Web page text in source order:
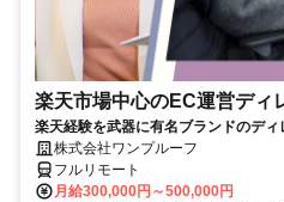
楽天市場中心のEC運営ディ
楽天経験を武器に有名ブランドのデ
株式会社ワンプルーフ
フルリモート
月給300,000円～500,000円